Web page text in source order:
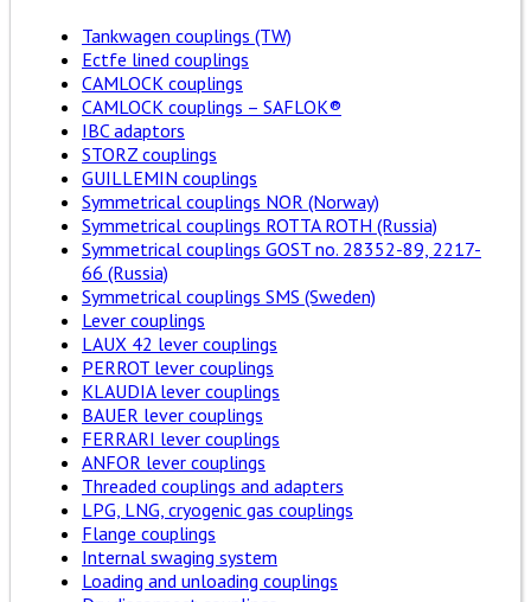
Tankwagen couplings (TW)
Ectfe lined couplings
CAMLOCK couplings
CAMLOCK couplings – SAFLOK®
IBC adaptors
STORZ couplings
GUILLEMIN couplings
Symmetrical couplings NOR (Norway)
Symmetrical couplings ROTTA ROTH (Russia)
Symmetrical couplings GOST no. 28352-89, 2217-
66 (Russia)
Symmetrical couplings SMS (Sweden)
Lever couplings
LAUX 42 lever couplings
PERROT lever couplings
KLAUDIA lever couplings
BAUER lever couplings
FERRARI lever couplings
ANFOR lever couplings
Threaded couplings and adapters
LPG, LNG, cryogenic gas couplings
Flange couplings
Internal swaging system
Loading and unloading couplings